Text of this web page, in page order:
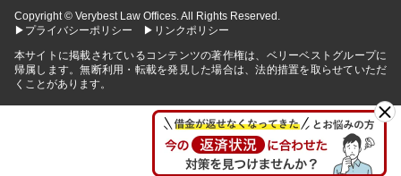
Copyright © Verybest Law Offices. All Rights Reserved.
▶プライバシーポリシー
▶リンクポリシー
本サイトに掲載されているコンテンツの著作権は、ベリーベストグループに
帰属します。無断利用・転載を発見した場合は、法的措置を取らせていただ
くことがあります。